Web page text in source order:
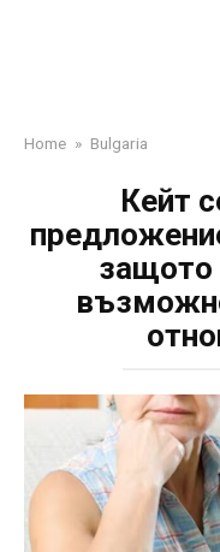
Home » Bulgaria
Кейт
защото